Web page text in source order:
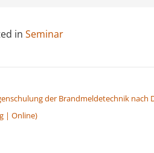
in Seminar
der Brandmeldetechnik nach
| Online)